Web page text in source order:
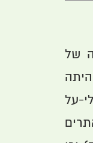
של
על